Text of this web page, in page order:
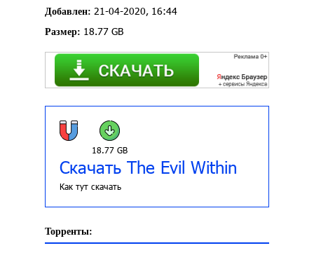
Добавлен: 21-04-2020, 16:44
Размер: 18.77 GB
18.77 GB
Скачать The Evil Within
Как тут скачать
Торренты: